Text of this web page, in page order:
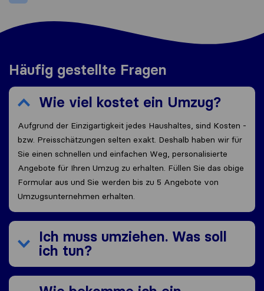
Häufig gestellte Fragen
Wie viel kostet ein Umzug?
Aufgrund der Einzigartigkeit jedes Haushaltes, sind Kosten -
bzw. Preisschätzungen selten exakt. Deshalb haben wir für
Sie einen schnellen und einfachen Weg, personalisierte
Angebote für Ihren Umzug zu erhalten. Füllen Sie das obige
Formular aus und Sie werden bis zu 5 Angebote von
Umzugsunternehmen erhalten.
Ich muss umziehen. Was soll
ich tun?